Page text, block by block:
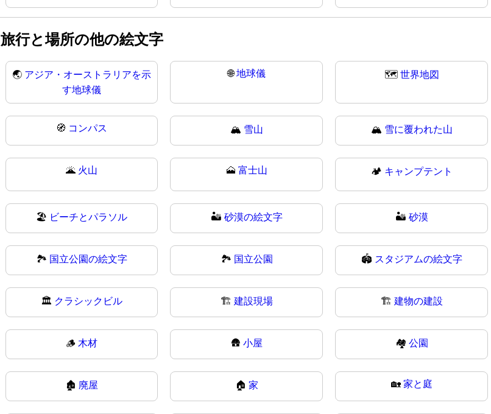
旅行と場所の他の絵文字
🌏 アジア・オーストラリアを示
す地球儀
🌐地球儀 🗺️ 世界地図
🧭 コンパス 🏔️ 雪山 🏔 雪に覆われた山
🌋 火山 🗻 富士山 🏕️ キャンプテント
🏖 ビーチとパラソル 🏜️ 砂漠の絵文字 🏜 砂漠
🏞️ 国立公園の絵文字 🏞 国立公園 🏟️ スタジアムの絵文字
🏛 クラシックビル 🏗️ 建設現場 🏗 建物の建設
🪵 木材 🛖 小屋 🏘️ 公園
🏚 廃屋 🏠 家 🏡 家と庭